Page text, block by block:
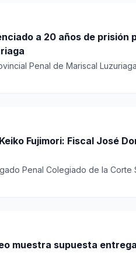
Penal de Mariscal
Fujimori: Fiscal José
Penal Colegiado de la Corte
muestra supuesta